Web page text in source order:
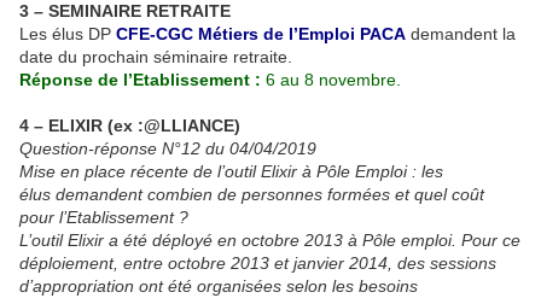
3 – SEMINAIRE RETRAITE
Les élus DP CFE-CGC Métiers de l’Emploi PACA demandent la
date du prochain séminaire retraite.
Réponse de l’Etablissement : 6 au 8 novembre.
4 – ELIXIR (ex :@LLIANCE)
Question-réponse N°12 du 04/04/2019
Mise en place récente de l’outil Elixir à Pôle Emploi : les
élus demandent combien de personnes formées et quel coût
pour l’Etablissement ?
L’outil Elixir a été déployé en octobre 2013 à Pôle emploi. Pour ce
déploiement, entre octobre 2013 et janvier 2014, des sessions
d’appropriation ont été organisées selon les besoins